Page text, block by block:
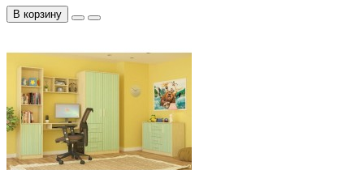
В корзину